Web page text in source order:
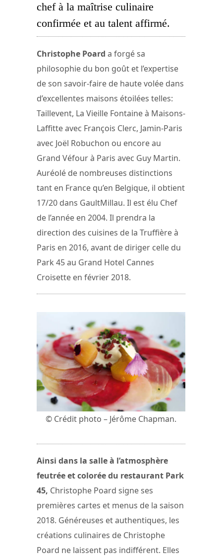
chef à la maîtrise culinaire
confirmée et au talent affirmé.
Christophe Poard a forgé sa
philosophie du bon goût et l’expertise
de son savoir-faire de haute volée dans
d’excellentes maisons étoilées telles:
Taillevent, La Vieille Fontaine à Maisons-
Laffitte avec François Clerc, Jamin-Paris
avec Joël Robuchon ou encore au
Grand Véfour à Paris avec Guy Martin.
Auréolé de nombreuses distinctions
tant en France qu’en Belgique, il obtient
17/20 dans GaultMillau. Il est élu Chef
de l’année en 2004. Il prendra la
direction des cuisines de la Truffière à
Paris en 2016, avant de diriger celle du
Park 45 au Grand Hotel Cannes
Croisette en février 2018.
© Crédit photo – Jérôme Chapman.
Ainsi dans la salle à l’atmosphère
feutrée et colorée du restaurant Park
45, Christophe Poard signe ses
premières cartes et menus de la saison
2018. Généreuses et authentiques, les
créations culinaires de Christophe
Poard ne laissent pas indifférent. Elles